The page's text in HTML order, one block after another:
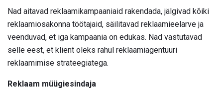
Nad aitavad reklaamikampaaniaid rakendada, jälgivad kõiki
reklaamiosakonna töötajaid, säilitavad reklaamieelarve ja
veenduvad, et iga kampaania on edukas. Nad vastutavad
selle eest, et klient oleks rahul reklaamiagentuuri
reklaamimise strateegiatega.
Reklaam müügiesindaja